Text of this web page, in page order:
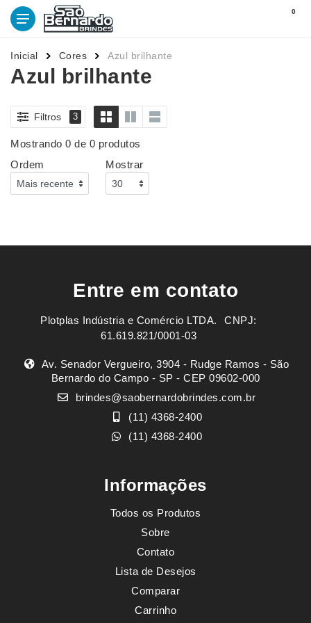
0
Inicial Cores Azul brilhante
Azul brilhante
Filtros 3
Mostrando 0 de 0 produtos
Ordem
Mostrar
Entre em contato
Plotplas Indústria e Comércio LTDA. ㅤㅤㅤ CNPJ:
61.619.821/0001-03
Av. Senador Vergueiro, 3904 - Rudge Ramos - São
Bernardo do Campo - SP - CEP 09602-000
brindes@saobernardobrindes.com.br
(11) 4368-2400
(11) 4368-2400
Informações
Todos os Produtos
Sobre
Contato
Lista de Desejos
Comparar
Carrinho